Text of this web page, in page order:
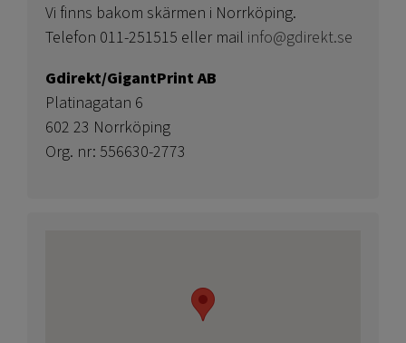
Vi finns bakom skärmen i Norrköping.
Telefon 011-251515 eller mail info@gdirekt.se
Gdirekt/GigantPrint AB
Platinagatan 6
602 23 Norrköping
Org. nr: 556630-2773